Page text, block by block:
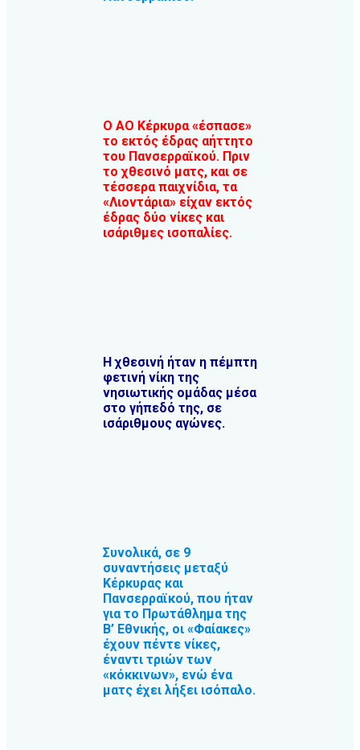
Ο ΑΟ Κέρκυρα «έσπασε»
το εκτός έδρας αήττητο
του Πανσερραϊκού. Πριν
το χθεσινό ματς, και σε
τέσσερα παιχνίδια, τα
«Λιοντάρια» είχαν εκτός
έδρας δύο νίκες και
ισάριθμες ισοπαλίες.
Η χθεσινή ήταν η πέμπτη
φετινή νίκη της
νησιωτικής ομάδας μέσα
στο γήπεδό της, σε
ισάριθμους αγώνες.
Συνολικά, σε 9
συναντήσεις μεταξύ
Κέρκυρας και
Πανσερραϊκού, που ήταν
για το Πρωτάθλημα της
Β’ Εθνικής, οι «Φαίακες»
έχουν πέντε νίκες,
έναντι τριών των
«κόκκινων», ενώ ένα
ματς έχει λήξει ισόπαλο.